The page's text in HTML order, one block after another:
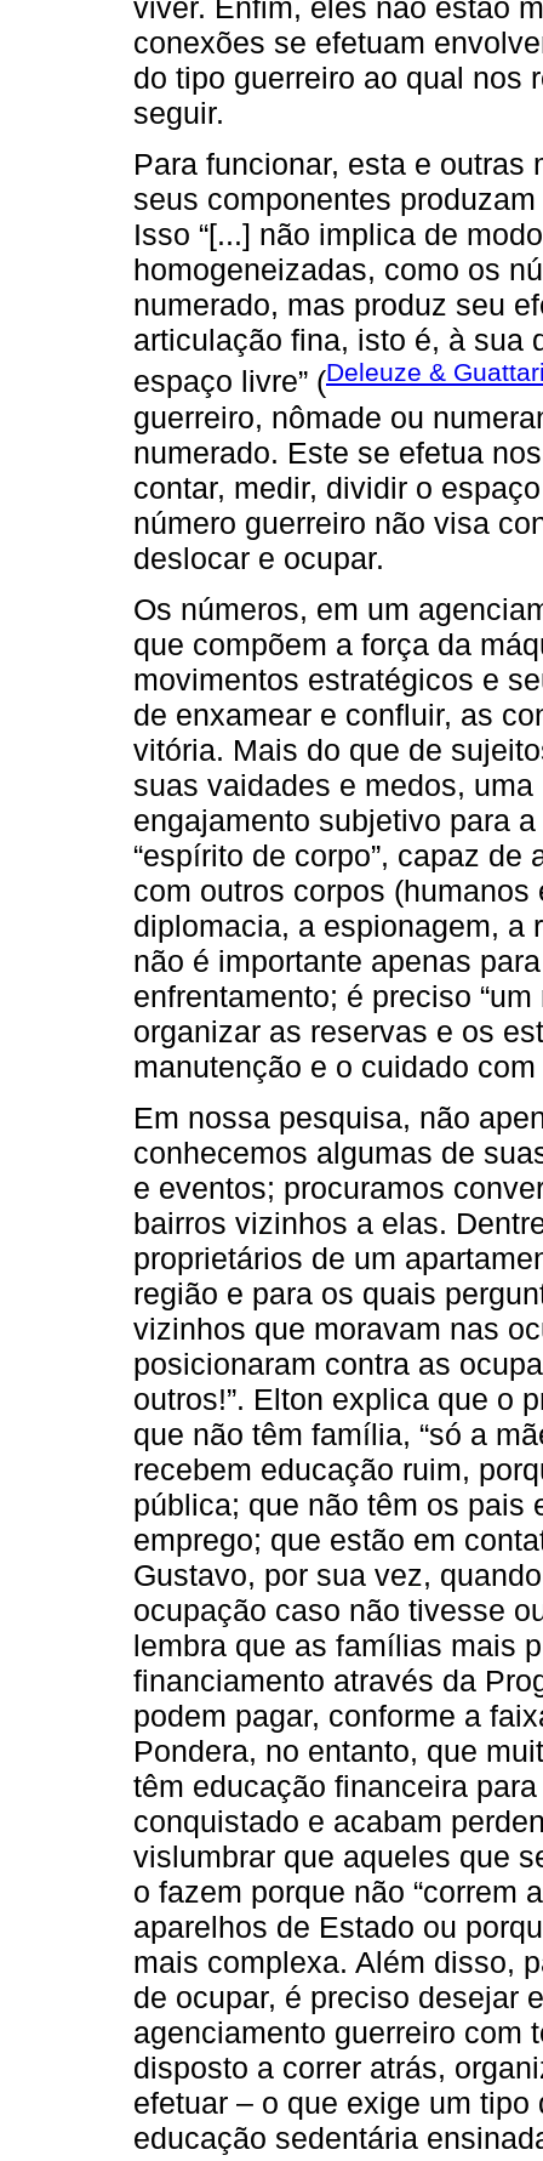
viver. Enfim, eles não estão
conexões se efetuam
do tipo guerreiro ao qual nos
seguir.
Para funcionar, esta e outras
seus componentes
Isso “[...] não implica de
homogeneizadas, como os
numerado, mas produz seu
articulação fina, isto é, à sua
espaço livre” (Deleuze &
guerreiro, nômade ou
numerado. Este se efetua
contar, medir, dividir o
número guerreiro não visa
deslocar e ocupar.
Os números, em um
que compõem a força da
movimentos estratégicos e
de enxamear e confluir, as
vitória. Mais do que de
suas vaidades e medos,
engajamento subjetivo para
“espírito de corpo”, capaz
com outros corpos
diplomacia, a espionagem, a
não é importante apenas
enfrentamento; é preciso
organizar as reservas e os
manutenção e o cuidado
Em nossa pesquisa, não
conhecemos algumas de
e eventos; procuramos
bairros vizinhos a elas.
proprietários de um
região e para os quais
vizinhos que moravam nas
posicionaram contra as
outros!”. Elton explica que o
que não têm família, “só a
recebem educação ruim,
pública; que não têm os pais
emprego; que estão em
Gustavo, por sua vez,
ocupação caso não tivesse
lembra que as famílias mais
financiamento através da
podem pagar, conforme a
Pondera, no entanto, que
têm educação financeira
conquistado e acabam
vislumbrar que aqueles que
o fazem porque não “correm
aparelhos de Estado ou
mais complexa. Além disso,
de ocupar, é preciso desejar
agenciamento guerreiro com
disposto a correr atrás,
efetuar – o que exige um
educação sedentária